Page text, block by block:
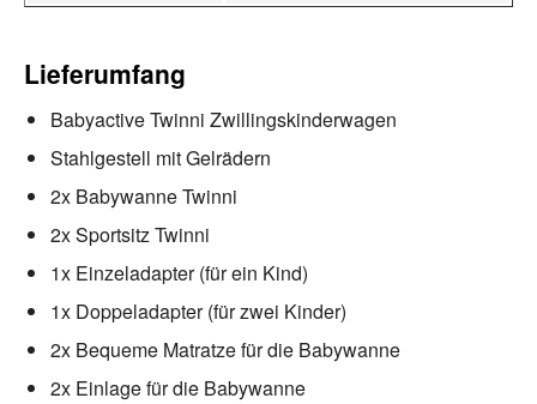
Lieferumfang
Babyactive Twinni Zwillingskinderwagen
Stahlgestell mit Gelrädern
2x Babywanne Twinni
2x Sportsitz Twinni
1x Einzeladapter (für ein Kind)
1x Doppeladapter (für zwei Kinder)
2x Bequeme Matratze für die Babywanne
2x Einlage für die Babywanne